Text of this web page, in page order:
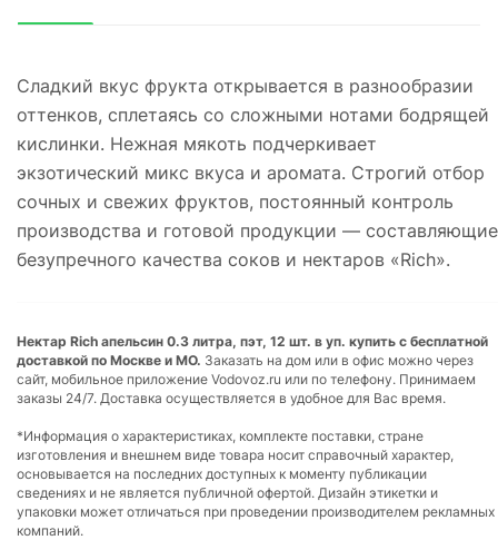
Сладкий вкус фрукта открывается в разнообразии
оттенков, сплетаясь со сложными нотами бодрящей
кислинки. Нежная мякоть подчеркивает
экзотический микс вкуса и аромата. Строгий отбор
сочных и свежих фруктов, постоянный контроль
производства и готовой продукции — составляющие
безупречного качества соков и нектаров «Rich».
Нектар Rich апельсин 0.3 литра, пэт, 12 шт. в уп. купить с бесплатной
доставкой по Москве и МО. Заказать на дом или в офис можно через
сайт, мобильное приложение Vodovoz.ru или по телефону. Принимаем
заказы 24/7. Доставка осуществляется в удобное для Вас время.
*Информация о характеристиках, комплекте поставки, стране
изготовления и внешнем виде товара носит справочный характер,
основывается на последних доступных к моменту публикации
сведениях и не является публичной офертой. Дизайн этикетки и
упаковки может отличаться при проведении производителем рекламных
компаний.